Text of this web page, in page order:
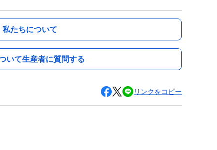
私たちについて
いて生産者に質問する
リンクをコピー